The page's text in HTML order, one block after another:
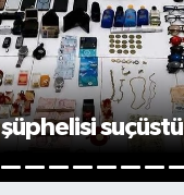
şüphelisi